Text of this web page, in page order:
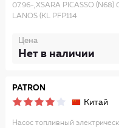
07.96-,XSARA PICASSO (N68)
LANOS (KL PFP114
Цена
Нет в наличии
PATRON
Китай
Насос топливный